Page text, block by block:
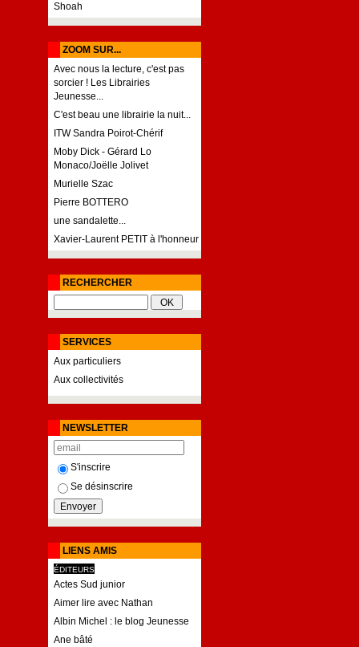
Shoah
ZOOM SUR...
Avec nous la lecture, c'est pas
sorcier ! Les Librairies
Jeunesse...
C'est beau une librairie la nuit...
ITW Sandra Poirot-Chérif
Moby Dick - Gérard Lo
Monaco/Joëlle Jolivet
Murielle Szac
Pierre BOTTERO
une sandalette...
Xavier-Laurent PETIT à l'honneur
RECHERCHER
SERVICES
Aux particuliers
Aux collectivités
NEWSLETTER
S'inscrire
Se désinscrire
LIENS AMIS
ÉDITEURS
Actes Sud junior
Aimer lire avec Nathan
Albin Michel : le blog Jeunesse
Ane bâté